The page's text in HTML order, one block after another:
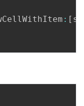
: [